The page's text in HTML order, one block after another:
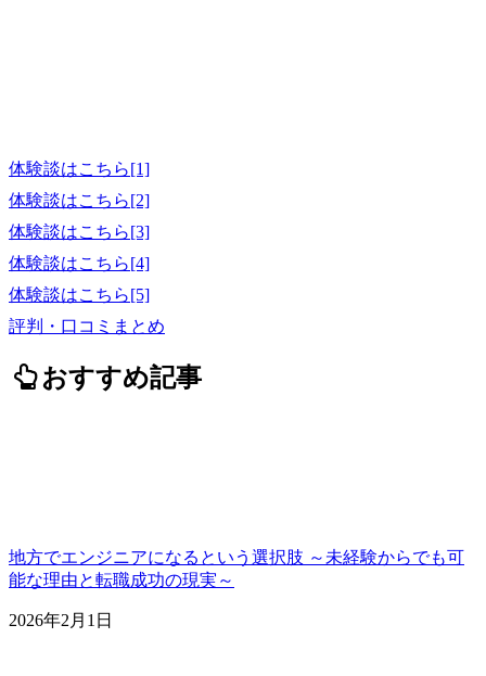
体験談はこちら[1]
体験談はこちら[2]
体験談はこちら[3]
体験談はこちら[4]
体験談はこちら[5]
評判・口コミまとめ
おすすめ記事
地方でエンジニアになるという選択肢 ～未経験からでも可
能な理由と転職成功の現実～
2026年2月1日